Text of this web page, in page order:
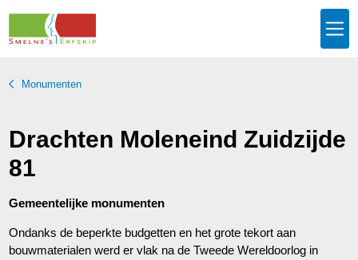
Monumenten
Drachten Moleneind Zuidzijde
81
Gemeentelijke monumenten
Ondanks de beperkte budgetten en het grote tekort aan
bouwmaterialen werd er vlak na de Tweede Wereldoorlog in